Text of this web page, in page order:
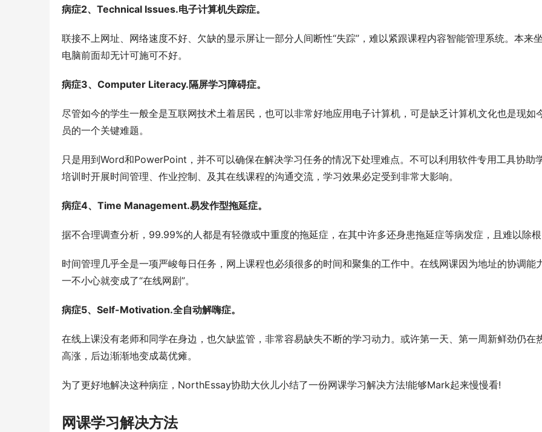
病症2、Technical Issues.电子计算机失踪症。
联接不上网址、网络速度不好、欠缺的显示屏让一部分人间断性“失踪”，难以紧跟课程内容智能管理系统。本来
电脑前面却无计可施可不好。
病症3、Computer Literacy.隔屏学习障碍症。
尽管如今的学生一般全是互联网技术土着居民，也可以非常好地应用电子计算机，可是缺乏计算机文化也是现如
员的一个关键难题。
只是用到Word和PowerPoint，并不可以确保在解决学习任务的情况下处理难点。不可以利用软件专用工具协助
培训时开展时间管理、作业控制、及其在线课程的沟通交流，学习效果必定受到非常大影响。
病症4、Time Management.易发作型拖延症。
据不合理调查分析，99.99%的人都是有轻微或中重度的拖延症，在其中许多还身患拖延症等病发症，且难以除
时间管理几乎全是一项严峻每日任务，网上课程也必须很多的时间和聚集的工作中。在线网课因为地址的协调能
一不小心就变成了“在线网剧”。
病症5、Self-Motivation.全自动解嗨症。
在线上课没有老师和同学在身边，也欠缺监管，非常容易缺失不断的学习动力。或许第一天、第一周新鲜劲仍在
高涨，后边渐渐地变成葛优瘫。
为了更好地解决这种病症，NorthEssay协助大伙儿小结了一份网课学习解决方法!能够Mark起来慢慢看!
网课学习解决方法